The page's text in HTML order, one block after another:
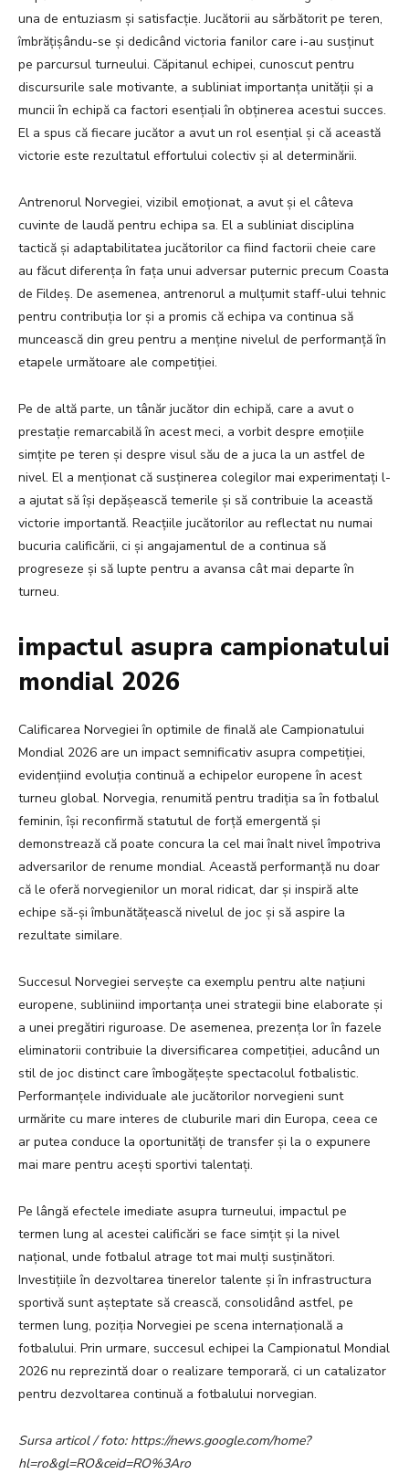
una de entuziasm și satisfacție. Jucătorii au sărbătorit pe teren,
îmbrățișându-se și dedicând victoria fanilor care i-au susținut
pe parcursul turneului. Căpitanul echipei, cunoscut pentru
discursurile sale motivante, a subliniat importanța unității și a
muncii în echipă ca factori esențiali în obținerea acestui succes.
El a spus că fiecare jucător a avut un rol esențial și că această
victorie este rezultatul effortului colectiv și al determinării.
Antrenorul Norvegiei, vizibil emoționat, a avut și el câteva
cuvinte de laudă pentru echipa sa. El a subliniat disciplina
tactică și adaptabilitatea jucătorilor ca fiind factorii cheie care
au făcut diferența în fața unui adversar puternic precum Coasta
de Fildeș. De asemenea, antrenorul a mulțumit staff-ului tehnic
pentru contribuția lor și a promis că echipa va continua să
muncească din greu pentru a menține nivelul de performanță în
etapele următoare ale competiției.
Pe de altă parte, un tânăr jucător din echipă, care a avut o
prestație remarcabilă în acest meci, a vorbit despre emoțiile
simțite pe teren și despre visul său de a juca la un astfel de
nivel. El a menționat că susținerea colegilor mai experimentați l-
a ajutat să își depășească temerile și să contribuie la această
victorie importantă. Reacțiile jucătorilor au reflectat nu numai
bucuria calificării, ci și angajamentul de a continua să
progreseze și să lupte pentru a avansa cât mai departe în
turneu.
impactul asupra campionatului
mondial 2026
Calificarea Norvegiei în optimile de finală ale Campionatului
Mondial 2026 are un impact semnificativ asupra competiției,
evidențiind evoluția continuă a echipelor europene în acest
turneu global. Norvegia, renumită pentru tradiția sa în fotbalul
feminin, își reconfirmă statutul de forță emergentă și
demonstrează că poate concura la cel mai înalt nivel împotriva
adversarilor de renume mondial. Această performanță nu doar
că le oferă norvegienilor un moral ridicat, dar și inspiră alte
echipe să-și îmbunătățească nivelul de joc și să aspire la
rezultate similare.
Succesul Norvegiei servește ca exemplu pentru alte națiuni
europene, subliniind importanța unei strategii bine elaborate și
a unei pregătiri riguroase. De asemenea, prezența lor în fazele
eliminatorii contribuie la diversificarea competiției, aducând un
stil de joc distinct care îmbogățește spectacolul fotbalistic.
Performanțele individuale ale jucătorilor norvegieni sunt
urmărite cu mare interes de cluburile mari din Europa, ceea ce
ar putea conduce la oportunități de transfer și la o expunere
mai mare pentru acești sportivi talentați.
Pe lângă efectele imediate asupra turneului, impactul pe
termen lung al acestei calificări se face simțit și la nivel
național, unde fotbalul atrage tot mai mulți susținători.
Investițiile în dezvoltarea tinerelor talente și în infrastructura
sportivă sunt așteptate să crească, consolidând astfel, pe
termen lung, poziția Norvegiei pe scena internațională a
fotbalului. Prin urmare, succesul echipei la Campionatul Mondial
2026 nu reprezintă doar o realizare temporară, ci un catalizator
pentru dezvoltarea continuă a fotbalului norvegian.
Sursa articol / foto: https://news.google.com/home?
hl=ro&gl=RO&ceid=RO%3Aro